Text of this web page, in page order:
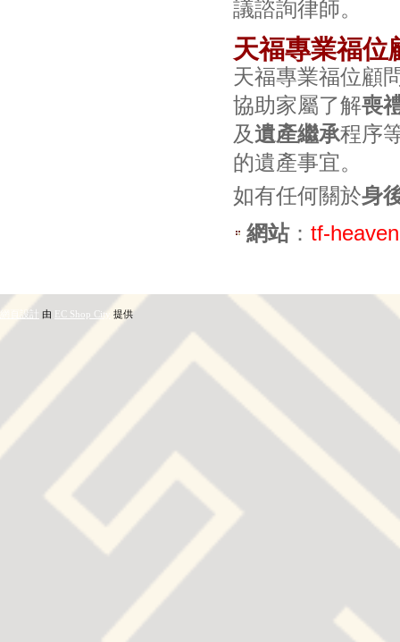
議諮詢律師。
天福專業福位
天福專業福位顧
協助家屬了解喪
及遺產繼承程序
的遺產事宜。
如有任何關於身
網站： tf-
網頁設計 由 EC Shop City 提供